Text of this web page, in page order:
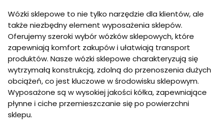
Wózki sklepowe to nie tylko narzędzie dla klientów, ale
także niezbędny element wyposażenia sklepów.
Oferujemy szeroki wybór wózków sklepowych, które
zapewniają komfort zakupów i ułatwiają transport
produktów. Nasze wózki sklepowe charakteryzują się
wytrzymałą konstrukcją, zdolną do przenoszenia dużych
obciążeń, co jest kluczowe w środowisku sklepowym.
Wyposażone są w wysokiej jakości kółka, zapewniające
płynne i ciche przemieszczanie się po powierzchni
sklepu.